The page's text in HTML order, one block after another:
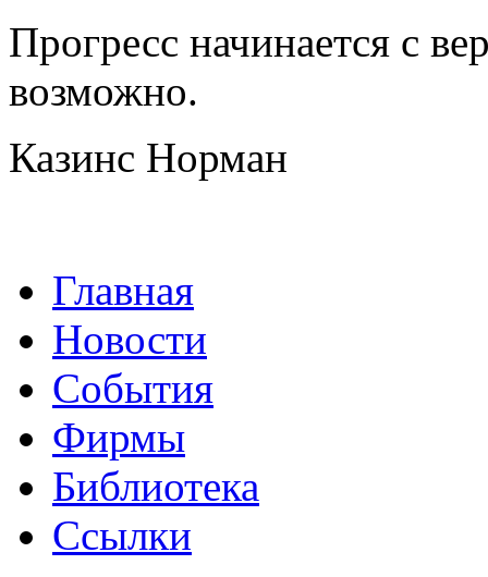
Прогресс начинается с
возможно.
Казинс Норман
Главная
Новости
События
Фирмы
Библиотека
Ссылки